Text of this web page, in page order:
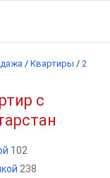
/ Квартиры / 2
с
102
238